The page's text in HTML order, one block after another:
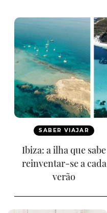
SABER VIAJAR
Ibiza: a ilha que sabe
reinventar-se a cada
verão